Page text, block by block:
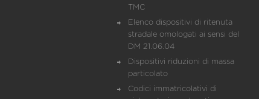
TMC
Elenco dispositivi di ritenuta
stradale omologati ai sensi del
DM 21.06.04
Dispositivi riduzioni di massa
particolato
Codici immatricolativi di